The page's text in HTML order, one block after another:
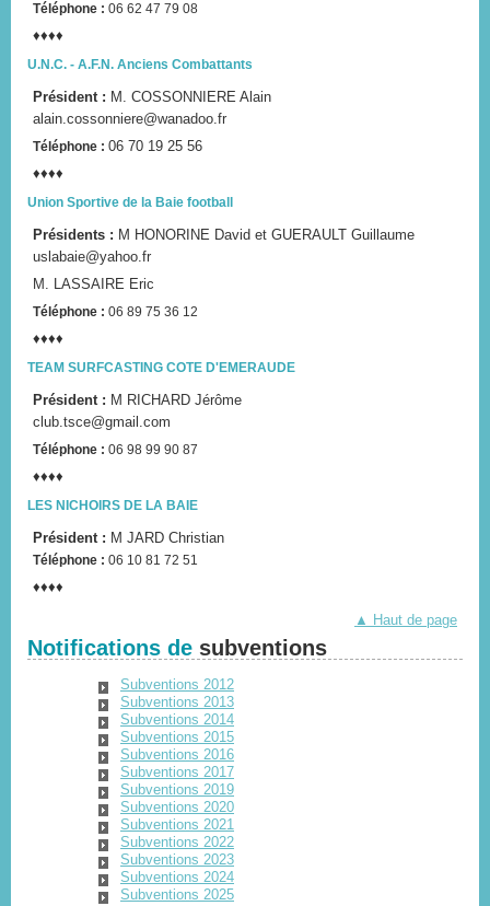
Téléphone : 06 62 47 79 08
♦♦♦♦
U.N.C. - A.F.N. Anciens Combattants
Président : M. COSSONNIERE Alain
alain.cossonniere@wanadoo.fr
Téléphone : 06 70 19 25 56
♦♦♦♦
Union Sportive de la Baie football
Présidents : M HONORINE David et GUERAULT Guillaume
uslabaie@yahoo.fr
M. LASSAIRE Eric
Téléphone : 06 89 75 36 12
♦♦♦♦
TEAM SURFCASTING COTE D'EMERAUDE
Président : M RICHARD Jérôme
club.tsce@gmail.com
Téléphone : 06 98 99 90 87
♦♦♦♦
LES NICHOIRS DE LA BAIE
Président : M JARD Christian
Téléphone : 06 10 81 72 51
♦♦♦♦
▲ Haut de page
Notifications de subventions
Subventions 2012
Subventions 2013
Subventions 2014
Subventions 2015
Subventions 2016
Subventions 2017
Subventions 2019
Subventions 2020
Subventions 2021
Subventions 2022
Subventions 2023
Subventions 2024
Subventions 2025
Marchés d'été
tous les vendredis dans le bourg
En savoir plus...
Horaires d'été mairie